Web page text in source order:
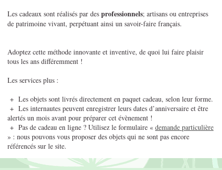
Les cadeaux sont réalisés par des professionnels; artisans ou entreprises
de patrimoine vivant, perpétuant ainsi un savoir-faire français.
Adoptez cette méthode innovante et inventive, de quoi lui faire plaisir
tous les ans différemment !
Les services plus :
+ Les objets sont livrés directement en paquet cadeau, selon leur forme.
+ Les internautes peuvent enregistrer leurs dates d’anniversaire et être
alertés un mois avant pour préparer cet évènement !
+ Pas de cadeau en ligne ? Utilisez le formulaire « demande particulière
» : nous pouvons vous proposer des objets qui ne sont pas encore
référencés sur le site.